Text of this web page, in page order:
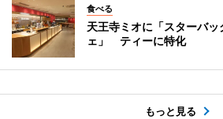
食べる
天王寺ミオに「スターバッ
ェ」 ティーに特化
もっと見る